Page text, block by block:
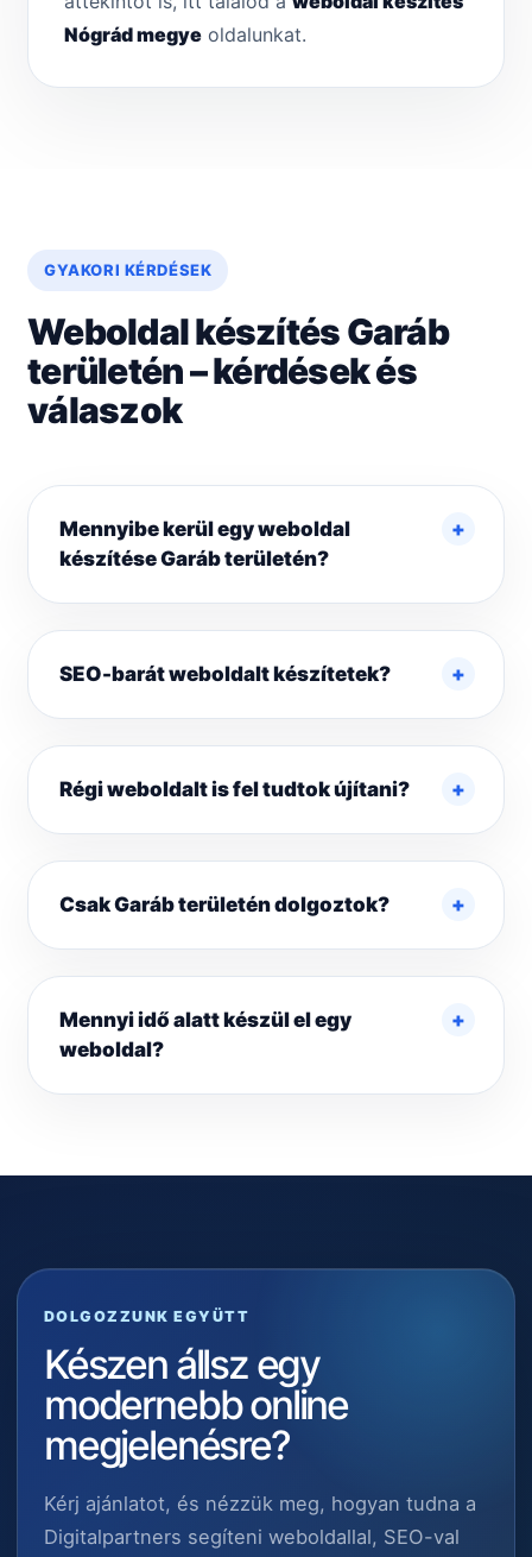
Nógrád megye oldalunkat.
GYAKORI KÉRDÉSEK
Weboldal készítés Garáb
területén – kérdések és
válaszok
Mennyibe kerül egy weboldal
készítése Garáb területén?
SEO-barát weboldalt készítetek?
Régi weboldalt is fel tudtok újítani?
Csak Garáb területén dolgoztok?
Mennyi idő alatt készül el egy
weboldal?
DOLGOZZUNK EGYÜTT
Készen állsz egy
modernebb online
megjelenésre?
Kérj ajánlatot, és nézzük meg, hogyan tudna a
Digitalpartners segíteni weboldallal, SEO-val